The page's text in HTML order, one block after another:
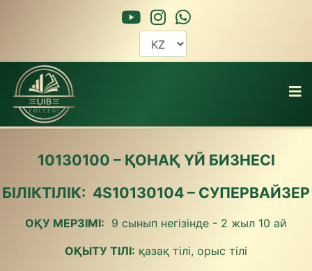
10130100 – ҚОНАҚ ҮЙ БИЗНЕСІ
БІЛІКТІЛІК: 4S10130104 – СУПЕРВАЙЗЕР
ОҚУ МЕРЗІМІ: 9 сынып негізінде - 2 жыл 10 ай
ОҚЫТУ ТІЛІ: қазақ тілі, орыс тілі